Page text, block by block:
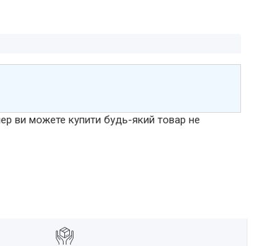
ви можете купити будь-який товар не